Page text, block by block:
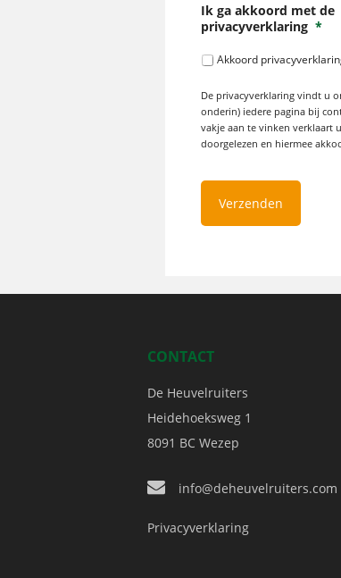
Ik ga akkoord met de
privacyverklaring *
Akkoord
De privacyverklaring vindt u
onderin) iedere pagina bij
vakje aan te vinken verklaart
doorgelezen en hiermee
CONTACT
De Heuvelruiters
Heidehoeksweg 1
8091 BC Wezep
info@deheuvelruiters.com
Privacyverklaring